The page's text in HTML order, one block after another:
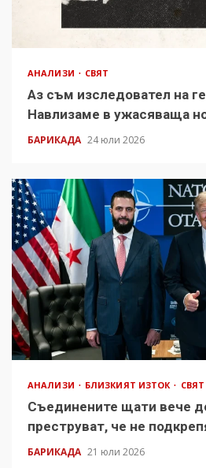
АНАЛИЗИ СВЯТ
Аз съм изследовател на
Навлизаме в ужасяваща
БАРИКАДА 24 юли 2026
АНАЛИЗИ БЛИЗКИЯТ ИЗТОК СВЯТ
Съединените щати вече
преструват, че не
БАРИКАДА 21 юли 2026